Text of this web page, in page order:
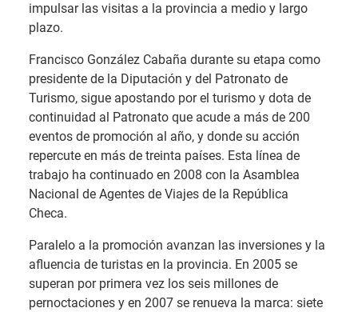
impulsar las visitas a la provincia a medio y largo
plazo.
Francisco González Cabaña durante su etapa como
presidente de la Diputación y del Patronato de
Turismo, sigue apostando por el turismo y dota de
continuidad al Patronato que acude a más de 200
eventos de promoción al año, y donde su acción
repercute en más de treinta países. Esta línea de
trabajo ha continuado en 2008 con la Asamblea
Nacional de Agentes de Viajes de la República
Checa.
Paralelo a la promoción avanzan las inversiones y la
afluencia de turistas en la provincia. En 2005 se
superan por primera vez los seis millones de
pernoctaciones y en 2007 se renueva la marca: siete